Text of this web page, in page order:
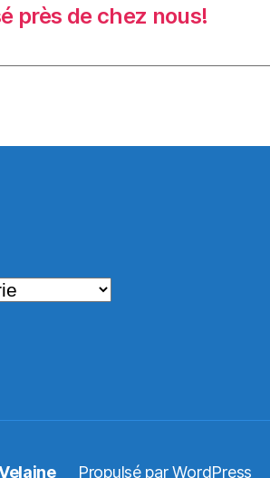
près de chez nous!
Propulsé par WordPress